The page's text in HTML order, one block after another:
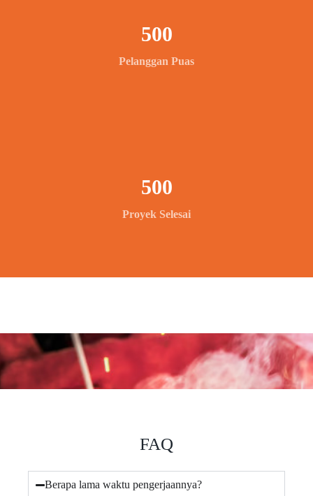
Pelanggan Puas
500
Proyek Selesai
500
FAQ
Berapa lama waktu pengerjaannya?